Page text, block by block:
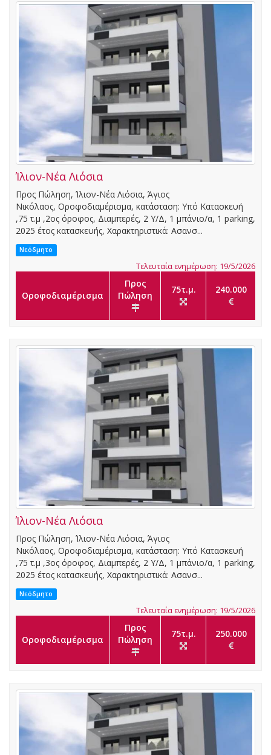
Ίλιον-Νέα Λιόσια
Προς Πώληση, Ίλιον-Νέα Λιόσια, Άγιος
Νικόλαος, Οροφοδιαμέρισμα, κατάσταση: Υπό Κατασκευή
,75 τ.μ ,2ος όροφος, Διαμπερές, 2 Υ/Δ, 1 μπάνιο/α, 1 parking,
2025 έτος κατασκευής, Χαρακτηριστικά: Ασανσ...
Νεόδμητο
Τελευταία ενημέρωση: 19/5/2026
Οροφοδιαμέρισμα
Προς
Πώληση
75τ.μ. 240.000
Ίλιον-Νέα Λιόσια
Προς Πώληση, Ίλιον-Νέα Λιόσια, Άγιος
Νικόλαος, Οροφοδιαμέρισμα, κατάσταση: Υπό Κατασκευή
,75 τ.μ ,3ος όροφος, Διαμπερές, 2 Υ/Δ, 1 μπάνιο/α, 1 parking,
2025 έτος κατασκευής, Χαρακτηριστικά: Ασανσ...
Νεόδμητο
Τελευταία ενημέρωση: 19/5/2026
Οροφοδιαμέρισμα
Προς
Πώληση
75τ.μ. 250.000